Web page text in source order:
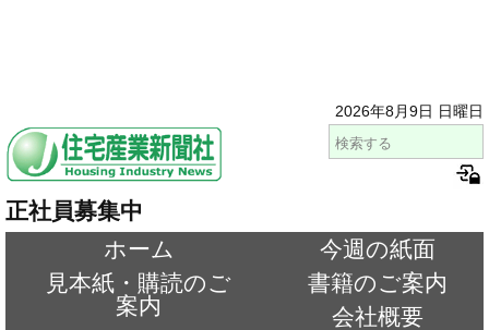
2026年8月9日 日曜日
正社員募集中
ホーム
今週の紙面
見本紙・購読のご
案内
書籍のご案内
会社概要